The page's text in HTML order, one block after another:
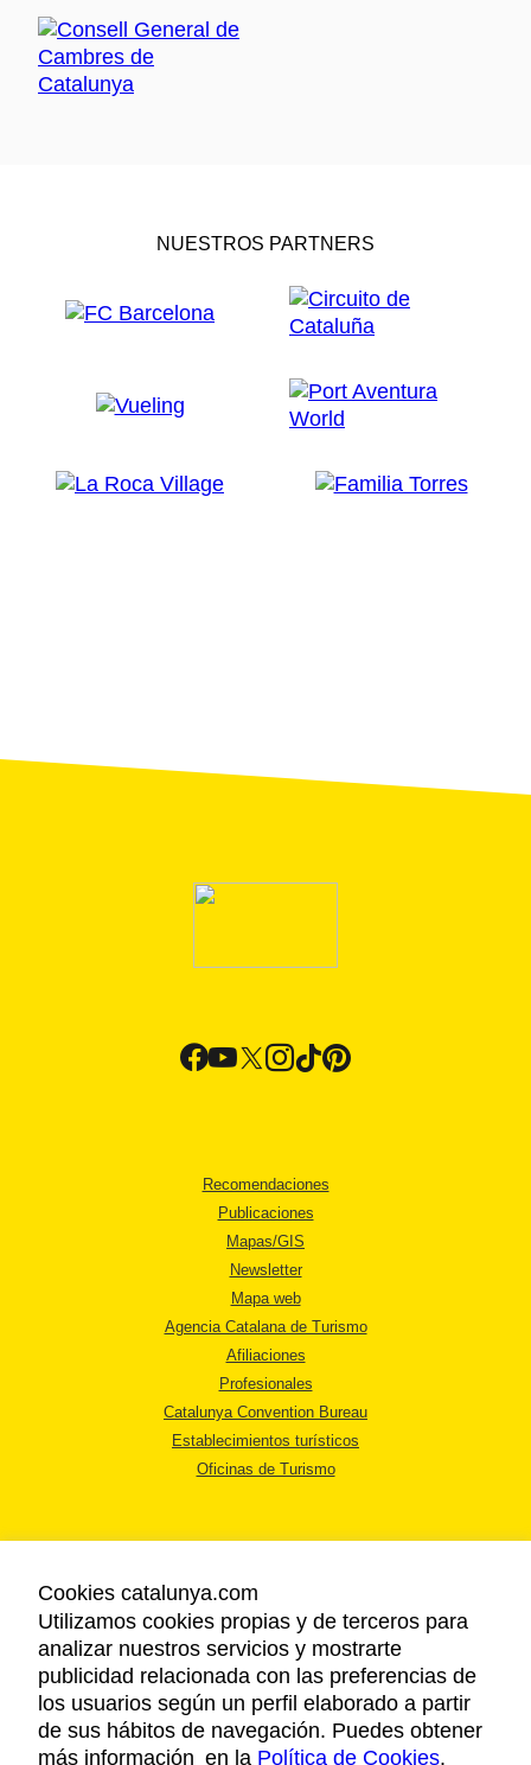
NUESTROS PARTNERS
Recomendaciones
Publicaciones
Mapas/GIS
Newsletter
Mapa web
Agencia Catalana de Turismo
Afiliaciones
Profesionales
Catalunya Convention Bureau
Establecimientos turísticos
Oficinas de Turismo
AVISO LEGAL
POLÍTICA DE PRIVACIDAD
COOKIES
ACCESSIBILIDAD
Cookies catalunya.com
Utilizamos cookies propias y de terceros para
analizar nuestros servicios y mostrarte
publicidad relacionada con las preferencias de
los usuarios según un perfil elaborado a partir
de sus hábitos de navegación. Puedes obtener
más información en la Política de Cookies.